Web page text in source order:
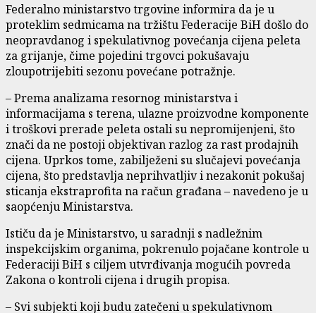
Federalno ministarstvo trgovine informira da je u
proteklim sedmicama na tržištu Federacije BiH došlo do
neopravdanog i spekulativnog povećanja cijena peleta
za grijanje, čime pojedini trgovci pokušavaju
zloupotrijebiti sezonu povećane potražnje.
– Prema analizama resornog ministarstva i
informacijama s terena, ulazne proizvodne komponente
i troškovi prerade peleta ostali su nepromijenjeni, što
znači da ne postoji objektivan razlog za rast prodajnih
cijena. Uprkos tome, zabilježeni su slučajevi povećanja
cijena, što predstavlja neprihvatljiv i nezakonit pokušaj
sticanja ekstraprofita na račun građana – navedeno je u
saopćenju Ministarstva.
Ističu da je Ministarstvo, u saradnji s nadležnim
inspekcijskim organima, pokrenulo pojačane kontrole u
Federaciji BiH s ciljem utvrđivanja mogućih povreda
Zakona o kontroli cijena i drugih propisa.
– Svi subjekti koji budu zatečeni u spekulativnom